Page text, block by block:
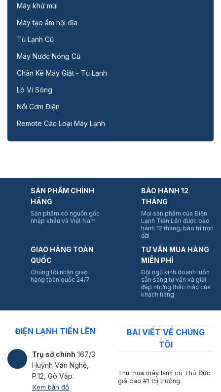
Máy khử mùi
Máy tạo ẩm nội địa
Tủ Lạnh Cũ
Máy Nước Nóng Cũ
Chân Kê Máy Giặt - Tủ Lạnh
Lò Vi Sóng
Nồi Cơm Điện
Remote Các Loại Máy Lạnh
SẢN PHẨM CHÍNH
HÃNG
Sản phẩm có nguồn gốc
nhập khẩu và Việt Nam
BẢO HÀNH 12
THÁNG
Mọi sản phẩm của Điện
Lạnh Tiến Lên được bảo
hành 12 tháng, bảo trì trọn
đời
GIAO HÀNG TOÀN
QUỐC
Chúng tôi nhận giao
hàng toàn quốc 24/7
TƯ VẤN MUA HÀNG
MIỄN PHÍ
Đội ngũ kinh doanh luôn
sẵn sàng tư vấn và giải
đáp những thắc mắc của
khách hàng
ĐIỆN LẠNH TIẾN LÊN
Trụ sở chính 167/3
Huỳnh Văn Nghệ,
P.12, Gò Vấp.
Xem bản đồ
BÀI VIẾT VỀ CHÚNG
TÔI
Thu mua máy lạnh cũ Thủ Đức
giá cao #1 thị trường